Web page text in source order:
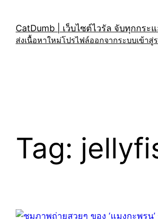
content
CatDumb | เว็บไซต์ไวรัล จับทุกกระ
ส่งเนื้อหาใหม่โปรไฟล์ออกจากระบบเข้าสู่
Tag: